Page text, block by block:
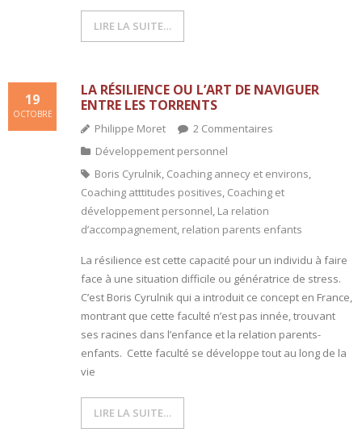
LIRE LA SUITE…
LA RÉSILIENCE OU L’ART DE NAVIGUER
ENTRE LES TORRENTS
19
OCTOBRE
Philippe Moret 2 Commentaires
Développement personnel
Boris Cyrulnik, Coaching annecy et environs,
Coaching atttitudes positives, Coaching et
développement personnel, La relation
d’accompagnement, relation parents enfants
La résilience est cette capacité pour un individu à faire
face à une situation difficile ou génératrice de stress.
C’est Boris Cyrulnik qui a introduit ce concept en France,
montrant que cette faculté n’est pas innée, trouvant
ses racines dans l’enfance et la relation parents-
enfants. Cette faculté se développe tout au long de la
vie
LIRE LA SUITE…